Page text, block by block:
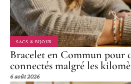
SACS & BIJOUX
Bracelet en Commun pour
connectés malgré les
6 août 2026